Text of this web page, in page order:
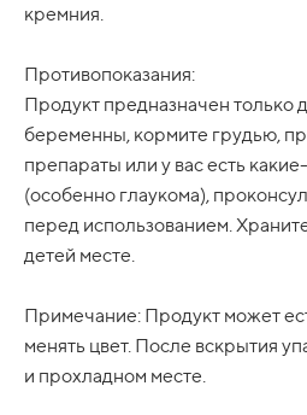
кремния.
Противопоказания:
Продукт предназначен только
беременны, кормите грудью,
препараты или у вас есть
(особенно глаукома),
перед использованием.
детей месте.
Примечание: Продукт может
менять цвет. После вскрытия
и прохладном месте.